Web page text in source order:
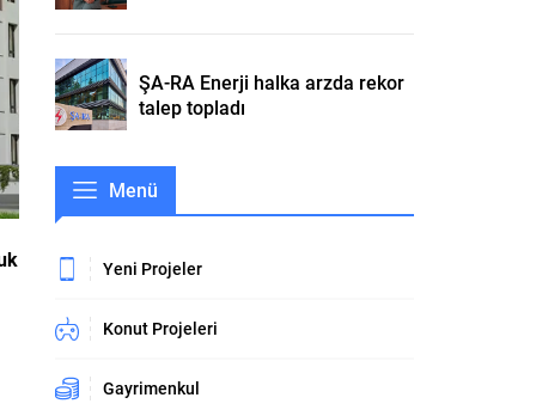
ŞA-RA Enerji halka arzda rekor
talep topladı
Menü
Yeni Projeler
Konut Projeleri
Gayrimenkul